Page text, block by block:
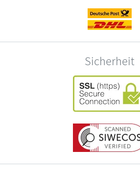
Sicherheit